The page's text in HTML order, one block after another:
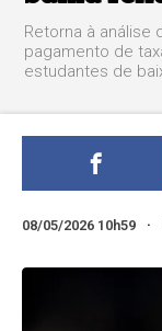
Retorna à análise
pagamento de
estudantes de
08/05/2026 10h59